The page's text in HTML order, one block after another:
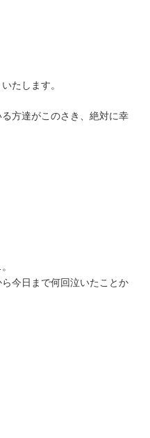
たします。
方達がこのさき、絶対に幸
今日まで何回泣いたことか